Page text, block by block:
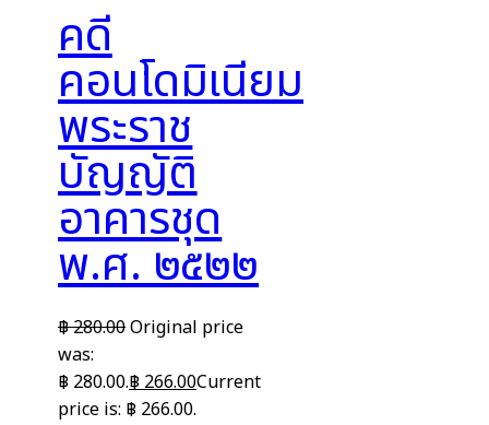
คดี
คอนโดมิเนียม
พระราช
บัญญัติ
อาคารชุด
พ.ศ. ๒๕๒๒
฿280.00Original price
was:
฿ 280.00.฿266.00Current
price is: ฿ 266.00.